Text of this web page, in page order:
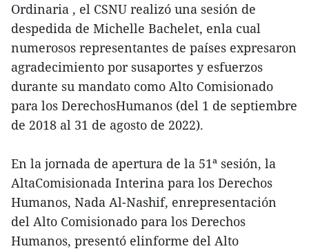
Ordinaria , el CSNU realizó una sesión de
despedida de Michelle Bachelet, enla cual
numerosos representantes de países expresaron
agradecimiento por susaportes y esfuerzos
durante su mandato como Alto Comisionado
para los DerechosHumanos (del 1 de septiembre
de 2018 al 31 de agosto de 2022).
En la jornada de apertura de la 51ª sesión, la
AltaComisionada Interina para los Derechos
Humanos, Nada Al-Nashif, enrepresentación
del Alto Comisionado para los Derechos
Humanos, presentó elinforme del Alto